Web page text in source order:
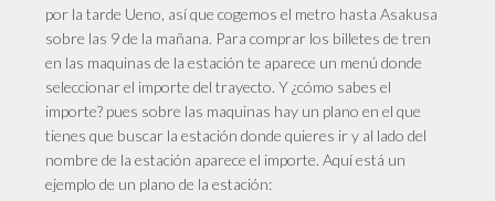
por la tarde Ueno, así que cogemos el metro hasta Asakusa
sobre las 9 de la mañana. Para comprar los billetes de tren
en las maquinas de la estación te aparece un menú donde
seleccionar el importe del trayecto. Y ¿cómo sabes el
importe? pues sobre las maquinas hay un plano en el que
tienes que buscar la estación donde quieres ir y al lado del
nombre de la estación aparece el importe. Aquí está un
ejemplo de un plano de la estación: